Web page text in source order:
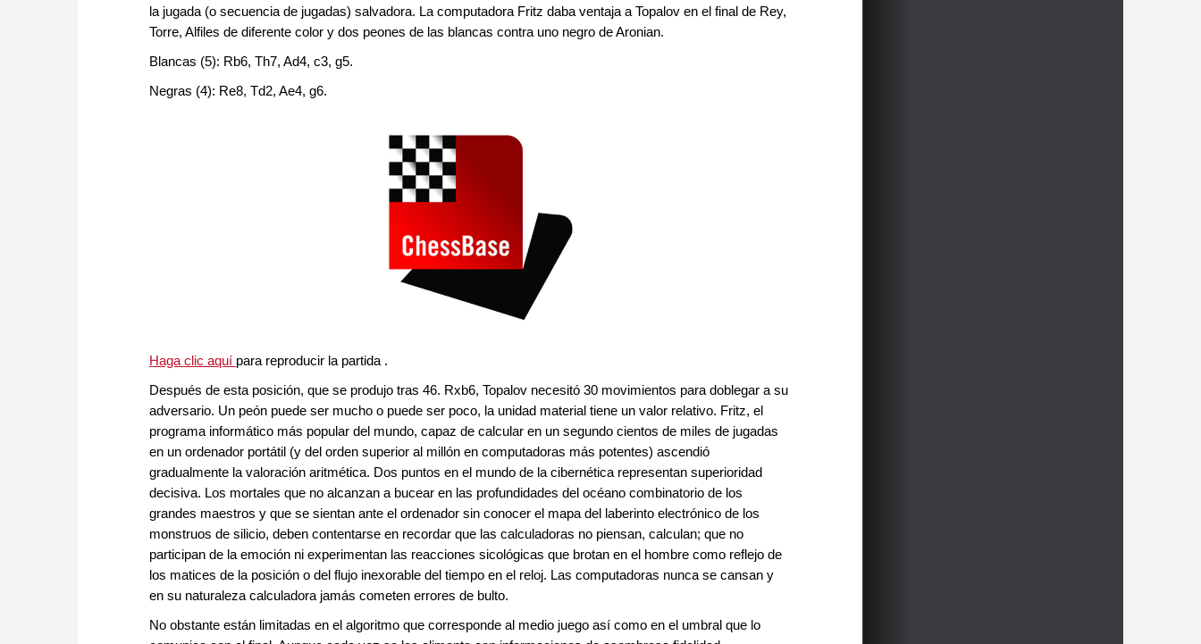
la jugada (o secuencia de jugadas) salvadora. La computadora Fritz daba ventaja a Topalov en el final de Rey,
Torre, Alfiles de diferente color y dos peones de las blancas contra uno negro de Aronian.
Blancas (5): Rb6, Th7, Ad4, c3, g5.
Negras (4): Re8, Td2, Ae4, g6.
Haga clic aquí para reproducir la partida .
Después de esta posición, que se produjo tras 46. Rxb6, Topalov necesitó 30 movimientos para doblegar a su
adversario. Un peón puede ser mucho o puede ser poco, la unidad material tiene un valor relativo. Fritz, el
programa informático más popular del mundo, capaz de calcular en un segundo cientos de miles de jugadas
en un ordenador portátil (y del orden superior al millón en computadoras más potentes) ascendió
gradualmente la valoración aritmética. Dos puntos en el mundo de la cibernética representan superioridad
decisiva. Los mortales que no alcanzan a bucear en las profundidades del océano combinatorio de los
grandes maestros y que se sientan ante el ordenador sin conocer el mapa del laberinto electrónico de los
monstruos de silicio, deben contentarse en recordar que las calculadoras no piensan, calculan; que no
participan de la emoción ni experimentan las reacciones sicológicas que brotan en el hombre como reflejo de
los matices de la posición o del flujo inexorable del tiempo en el reloj. Las computadoras nunca se cansan y
en su naturaleza calculadora jamás cometen errores de bulto.
No obstante están limitadas en el algoritmo que corresponde al medio juego así como en el umbral que lo